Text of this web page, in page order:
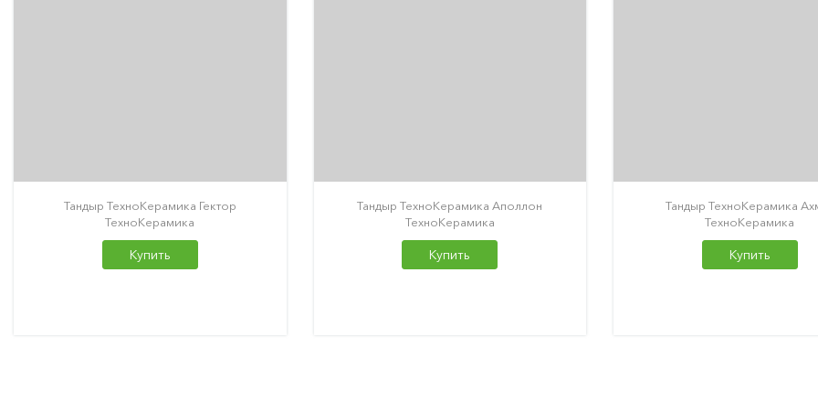
Тандыр ТехноКерамика Гектор
ТехноКерамика
Купить
Тандыр ТехноКерамика Аполлон
ТехноКерамика
Купить
Тандыр ТехноКерамика
ТехноКерамика
Купить